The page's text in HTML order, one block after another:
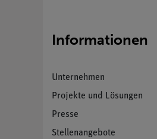
Informationen
Unternehmen
Projekte und Lösungen
Presse
Stellenangebote